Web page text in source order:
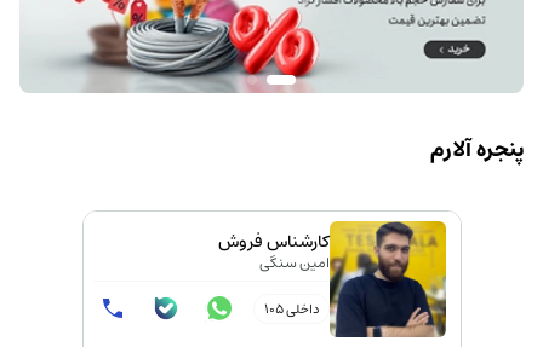
پنجره آلارم
کارشناس فروش
امین سنگی
داخلی 105